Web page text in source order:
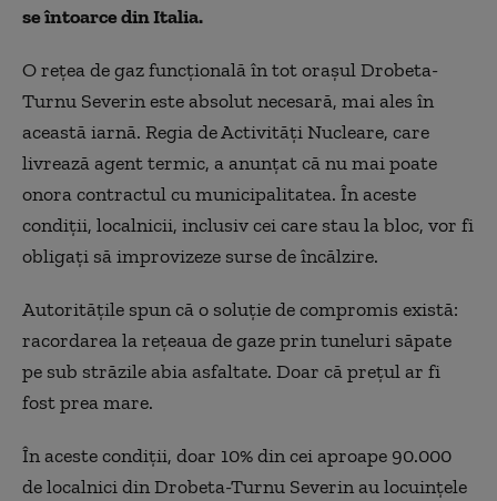
se întoarce din Italia.
O reţea de gaz funcţională în tot oraşul Drobeta-
Turnu Severin este absolut necesară, mai ales în
această iarnă. Regia de Activităţi Nucleare, care
livrează agent termic, a anunţat că nu mai poate
onora contractul cu municipalitatea. În aceste
condiţii, localnicii, inclusiv cei care stau la bloc, vor fi
obligaţi să improvizeze surse de încălzire.
Autorităţile spun că o soluţie de compromis există:
racordarea la reţeaua de gaze prin tuneluri săpate
pe sub străzile abia asfaltate. Doar că preţul ar fi
fost prea mare.
În aceste condiţii, doar 10% din cei aproape 90.000
de localnici din Drobeta-Turnu Severin au locuinţele